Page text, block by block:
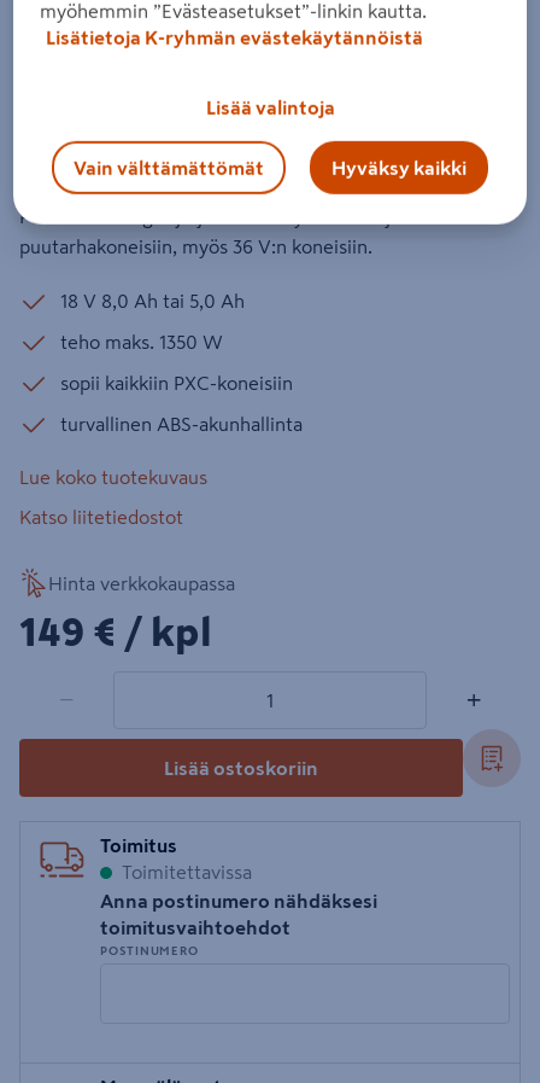
8Ah Multi-Ah Plus
tai 8,0 Ah:n tilassa. 8,0 Ah maksimoi käyttöajan,
5,0 Ah säästää akkua. Akku käy kaikkiin laajan
Power X-Change -järjestelmän työkaluihin ja
puutarhakoneisiin, myös 36 V:n koneisiin.
18 V 8,0 Ah tai 5,0 Ah
teho maks. 1350 W
sopii kaikkiin PXC-koneisiin
turvallinen ABS-akunhallinta
Lue koko tuotekuvaus
Katso liitetiedostot
Hinta verkkokaupassa
149€/kpl
149 € / kpl
− +
Lisää ostoskoriin
Toimitus
Toimitettavissa
Anna postinumero nähdäksesi
toimitusvaihtoehdot
POSTINUMERO
myöhemmin ”Evästeasetukset”-linkin kautta.
Lisätietoja K-ryhmän evästekäytännöistä
Lisää valintoja
Vain välttämättömät Hyväksy kaikki